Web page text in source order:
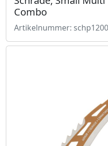
Combo
Artikelnummer: